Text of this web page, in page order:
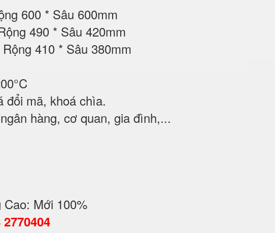
600 * Sâu 600mm
490 * Sâu 420mm
410 * Sâu 380mm
đổi mã, khoá chìa.
hàng, cơ quan, gia đình,...
Mới 100%